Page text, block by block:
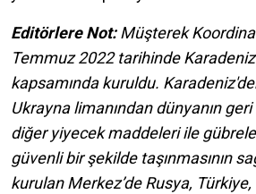
Editörlere Not:Müşterek
Temmuz 2022 tarihinde Karadeniz
kapsamında kuruldu.
Ukrayna limanından dünyanın geri
diğer yiyecek maddeleri ile
güvenli bir şekilde taşınmasının
kurulan Merkez’de Rusya,